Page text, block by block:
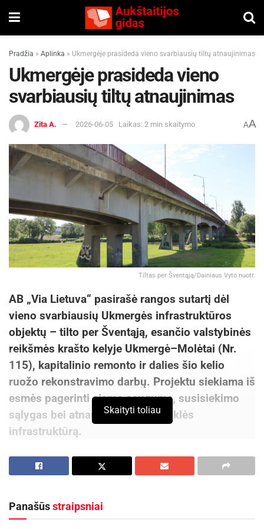
Pradžia » Aplinka » Ukmergėje prasideda vieno svarbiausių tiltų atnaujinimas
Ukmergėje prasideda vieno
svarbiausių tiltų atnaujinimas
Zita A. 2026-06-05 Laikas: 2 min skaitymo AA
Tiltas per Šventąją/Dainiaus Vyto nuotr.
AB „Via Lietuva“ pasirašė rangos sutartį dėl
vieno svarbiausių Ukmergės infrastruktūros
objektų – tilto per Šventąją, esančio valstybinės
reikšmės krašto kelyje Ukmergė–Molėtai (Nr.
115), kapitalinio remonto ir dalies šio kelio
ruožo rekonstravimo darbų. Projektu siekiama iš
esmės pagerinti eismo saugumą, susisiekimo
sąlygas bei atnaujinti prastos būklės
infrastruktūrą.
Vykdant projektą „Valstybinės reikšmės krašto
kelio Nr. 115 Ukmergė–Molėtai 0,393 km tilto
0,512 iki 0,836 km rekonstravimas“, bus
Skaityti toliau
Panašūsstraipsniai